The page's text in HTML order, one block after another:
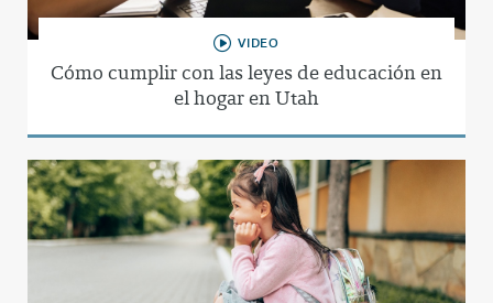
VIDEO
Cómo cumplir con las leyes de educación en
el hogar en Utah